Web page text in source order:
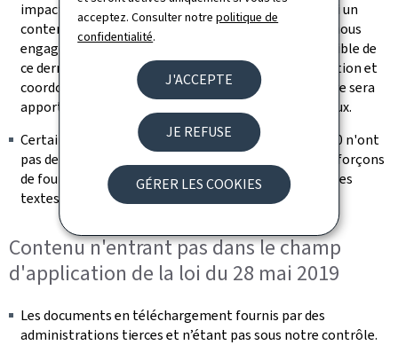
acceptez. Consulter notrepolitique de
confidentialité.
J'ACCEPTE
JE REFUSE
GÉRER LES COOKIES
impactant ne bloquent pas l’accès à l’information. Si un
contenu s’avérait malgré tout non accessible, nous nous
engageons à fournir sur demande une version accessible de
ce dernier (se référer à la section « Retour d'information et
coordonnées de contact »). Une attention particulière sera
apportée à la rédaction des futurs contenus éditoriaux.
Certaines vidéos publiées après le 23 septembre 2020 n'ont
pas de transcription textuelle adaptée. Nous nous efforçons
de fournir les messages transmis dans la vidéo dans les
textes environnants
Contenu n'entrant pas dans le champ
d'application de la loi du 28 mai 2019
Les documents en téléchargement fournis par des
administrations tierces et n’étant pas sous notre contrôle.